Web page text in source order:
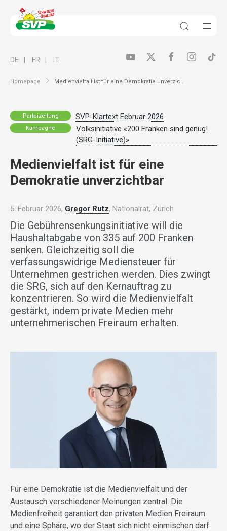
Homepage Medienvielfalt ist für eine Demokratie unverzic...
DE FR IT
Parteizeitung SVP-Klartext Februar 2026
Kampagne
Volksinitiative «200 Franken sind genug!
(SRG-Initiative)»
Medienvielfalt ist für eine
Demokratie unverzichtbar
5. Februar 2026, Gregor Rutz, Nationalrat, Zürich
Die Gebührensenkungsinitiative will die
Haushaltabgabe von 335 auf 200 Franken
senken. Gleichzeitig soll die
verfassungswidrige Mediensteuer für
Unternehmen gestrichen werden. Dies zwingt
die SRG, sich auf den Kernauftrag zu
konzentrieren. So wird die Medienvielfalt
gestärkt, indem private Medien mehr
unternehmerischen Freiraum erhalten.
Für eine Demokratie ist die Medienvielfalt und der
Austausch verschiedener Meinungen zentral. Die
Medienfreiheit garantiert den privaten Medien Freiraum
und eine Sphäre, wo der Staat sich nicht einmischen darf.